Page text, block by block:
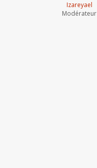
Izareyael
Modérateur